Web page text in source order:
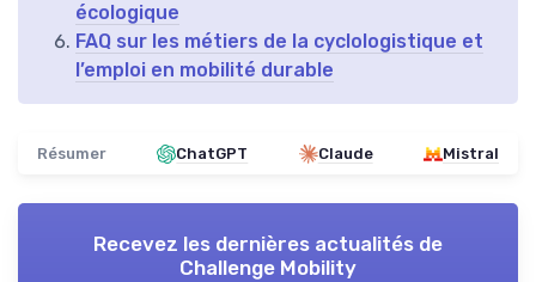
écologique
FAQ sur les métiers de la cyclologistique et
l’emploi en mobilité durable
Résumer ChatGPT Claude Mistral
Recevez les dernières actualités de
Challenge Mobility